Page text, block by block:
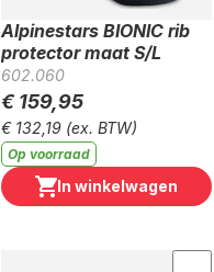
Alpinestars BIONIC rib
protector maat S/L
602.060
€ 159,95
€ 132,19 (ex. BTW)
Op voorraad
In winkelwagen